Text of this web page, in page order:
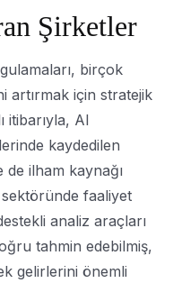
Şirketler
birçok
artırmak için stratejik
itibarıyla, AI
kaydedilen
ilham kaynağı
faaliyet
analiz araçları
tahmin edebilmiş,
gelirlerini önemli